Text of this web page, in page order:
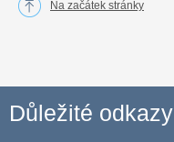
Na začátek stránky
Důležité odkazy